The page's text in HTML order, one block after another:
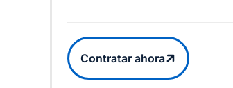
Contratar ahora